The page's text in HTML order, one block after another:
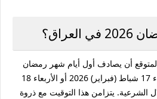
أن يصادف أول أيام شهر رمضان
المبارك في العراق يوم الثلاثاء 17 شباط (فبراير) 2026 أو الأربعاء 18
الشرعية. يتزامن هذا التوقيت مع ذروة